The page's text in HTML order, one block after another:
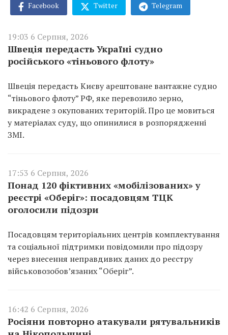
Facebook Twitter Telegram
19:03 6 Серпня, 2026
Швеція передасть Україні судно
російського «тіньового флоту»
Швеція передасть Києву арештоване вантажне судно
“тіньового флоту” РФ, яке перевозило зерно,
викрадене з окупованих територій. Про це мовиться
у матеріалах суду, що опинилися в розпорядженні
ЗМІ.
17:53 6 Серпня, 2026
Понад 120 фіктивних «мобілізованих» у
реєстрі «Оберіг»: посадовцям ТЦК
оголосили підозри
Посадовцям територіальних центрів комплектування
та соціальної підтримки повідомили про підозру
через внесення неправдивих даних до реєстру
військовозобов’язаних “Оберіг”.
16:42 6 Серпня, 2026
Росіяни повторно атакували рятувальників